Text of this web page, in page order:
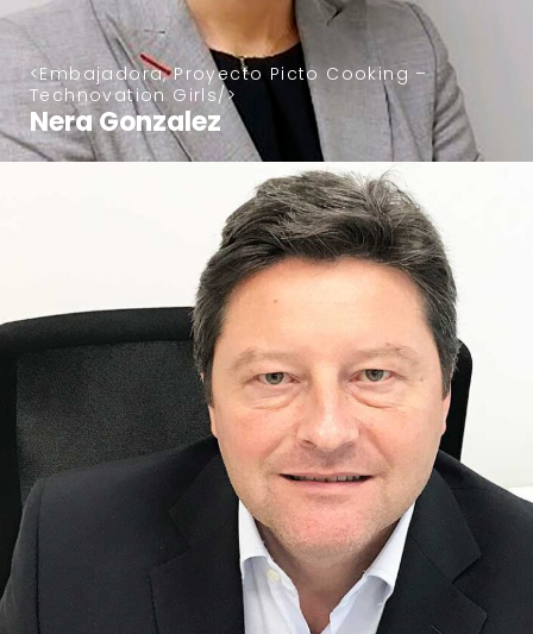
Embajadora, Proyecto Picto Cooking –
Technovation Girls
Nera Gonzalez